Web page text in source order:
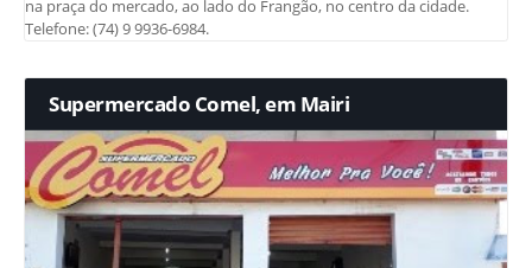
na praça do mercado, ao lado do Frangão, no centro da cidade.
Telefone: (74) 9 9936-6984.
Supermercado Comel, em Mairi